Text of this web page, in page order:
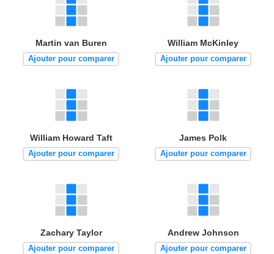
Martin van Buren
Ajouter pour comparer
William McKinley
Ajouter pour comparer
William Howard Taft
Ajouter pour comparer
James Polk
Ajouter pour comparer
Zachary Taylor
Ajouter pour comparer
Andrew Johnson
Ajouter pour comparer